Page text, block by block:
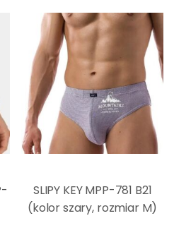
SLIPY KEY MPP-781 B21
(kolor szary, rozmiar M)